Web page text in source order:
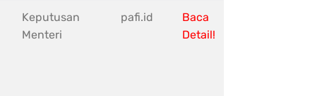
Keputusan
Menteri
pafi.id
Baca
Detail!